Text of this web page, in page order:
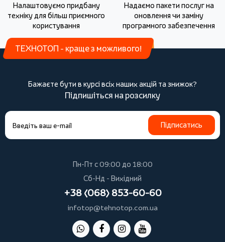
Налаштовуємо придбану
техніку для більш приємного
користування
Надаємо пакети послуг на
оновлення чи заміну
програмного забезпечення
ТЕХНОТОП - краще з можливого!
Бажаєте бути в курсі всіх наших акцій та знижок?
Підпишіться на розсилку
Підписатись
Пн-Пт с 09:00 до 18:00
Сб-Нд - Вихідний
+38 (068) 853-60-60
infotop@tehnotop.com.ua